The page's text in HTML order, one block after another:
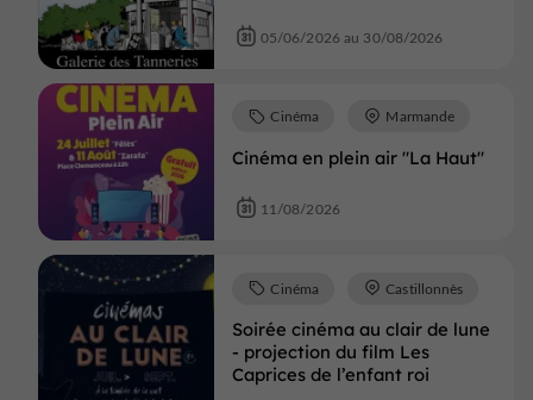
05/06/2026 au 30/08/2026
Cinéma en plein air "La Haut"
Cinéma Marmande
11/08/2026
Soirée cinéma au clair de lune
- projection du film Les
Caprices de l’enfant roi
Cinéma Castillonnès